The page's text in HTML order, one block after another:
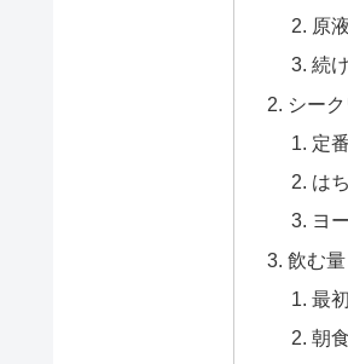
原
続
シー
定
は
ヨ
飲む
最
朝